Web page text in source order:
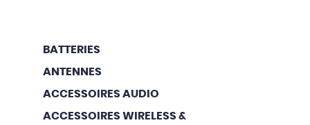
BATTERIES
ANTENNES
ACCESSOIRES AUDIO
ACCESSOIRES WIRELESS &